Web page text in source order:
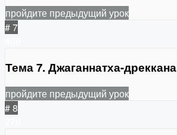
пройдите предыдущий урок
# 7
Тема 7. Джаганнатха-
пройдите предыдущий урок
# 8